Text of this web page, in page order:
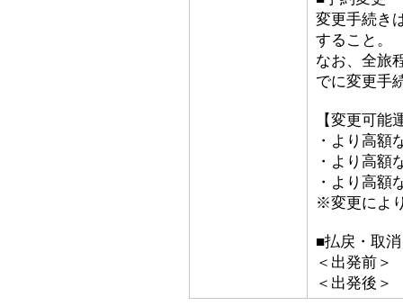
変更手続き
すること。
なお、全旅
でに変更手
【変更可能
・より高額
・より高額
・より高額
※変更によ
■払戻・取消
＜出発前＞
＜出発後